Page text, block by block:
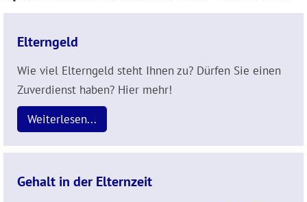
Elterngeld
Wie viel Elterngeld steht Ihnen zu? Dürfen Sie einen
Zuverdienst haben? Hier mehr!
Weiterlesen...
Gehalt in der Elternzeit